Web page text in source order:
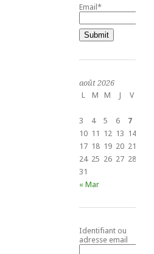
Email*
août 2026
L
M M J V
3
4 5 6 7
10 11 12 13 14
17 18 19 20 21
24 25 26 27 28
31
« Mar
Identifiant ou
adresse email